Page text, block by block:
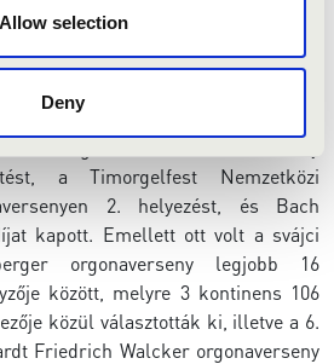
Allow selection
Deny
Eötvös Pétert köszöntötte Luciano
versenyeknek: a Szegedi
a Timorgelfest Nemzetközi
2. helyezést, és Bach
kapott. Emellett ott volt a svájci
orgonaverseny legjobb 16
között, melyre 3 kontinens 106
közül választották ki, illetve a 6.
Friedrich Walcker orgonaverseny